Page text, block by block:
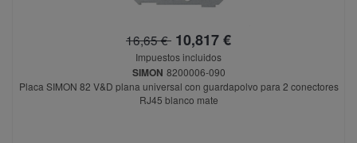
16,65 € 10,817 €
Impuestos incluidos
SIMON 8200006-090
Placa SIMON 82 V&D plana universal con guardapolvo para 2 conectores
RJ45 blanco mate